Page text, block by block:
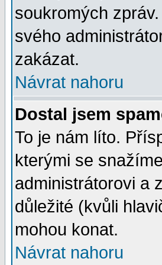
soukromých
svého
zakázat.
Návrat nahoru
Dostal jsem
To je nám líto.
kterými se
administrátorovi a
důležité (kvůli
mohou konat.
Návrat nahoru